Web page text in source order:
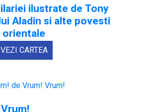
ilustrate de Tony
Aladin si alte povesti
orientale
VEZI CARTEA